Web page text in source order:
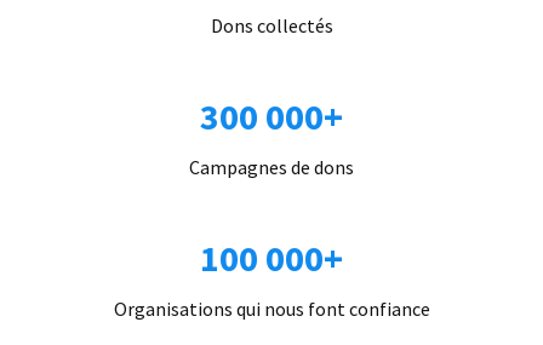
Dons collectés
300 000+
Campagnes de dons
100 000+
Organisations qui nous font confiance